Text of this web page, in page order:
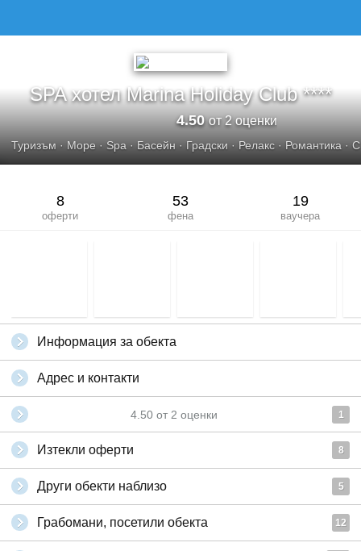
SPA хотел Marina Holiday Club ****
4.50от 2 оценки
Туризъм · Море · Spa · Басейн · Градски · Релакс · Романтика · С
8
оферти
53
фена
19
ваучера
Информация за обекта
Адрес и контакти
4.50 от 2 оценки 1
Изтекли оферти 8
Други обекти наблизо 5
Грабомани, посетили обекта 12